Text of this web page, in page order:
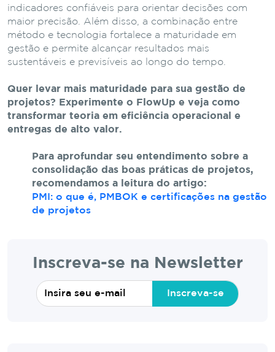
indicadores confiáveis para orientar decisões com
maior precisão. Além disso, a combinação entre
método e tecnologia fortalece a maturidade em
gestão e permite alcançar resultados mais
sustentáveis e previsíveis ao longo do tempo.
Quer levar mais maturidade para sua gestão de
projetos? Experimente o FlowUp e veja como
transformar teoria em eficiência operacional e
entregas de alto valor.
Para aprofundar seu entendimento sobre a
consolidação das boas práticas de projetos,
recomendamos a leitura do artigo:
PMI: o que é, PMBOK e certificações na gestão
de projetos
Inscreva-se na Newsletter
Inscreva-se